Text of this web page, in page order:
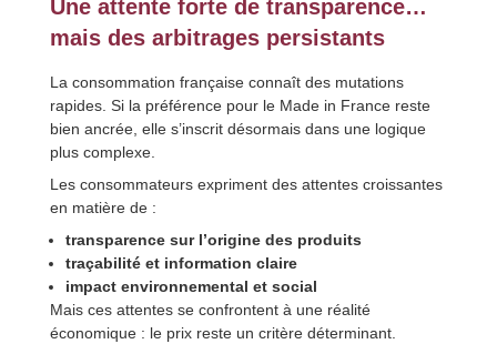
Une attente forte de transparence…
mais des arbitrages persistants
La consommation française connaît des mutations
rapides. Si la préférence pour le Made in France reste
bien ancrée, elle s’inscrit désormais dans une logique
plus complexe.
Les consommateurs expriment des attentes croissantes
en matière de :
transparence sur l’origine des produits
traçabilité et information claire
impact environnemental et social
Mais ces attentes se confrontent à une réalité
économique : le prix reste un critère déterminant.